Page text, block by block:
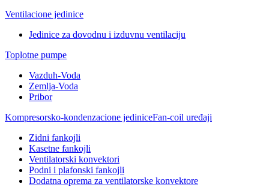
Ventilacione jedinice
Jedinice za dovodnu i izduvnu ventilaciju
Toplotne pumpe
Vazduh-Voda
Zemlja-Voda
Pribor
Kompresorsko-kondenzacione jediniceFan-coil uređaji
Zidni fankojli
Kasetne fankojli
Ventilatorski konvektori
Podni i plafonski fankojli
Dodatna oprema za ventilatorske konvektore